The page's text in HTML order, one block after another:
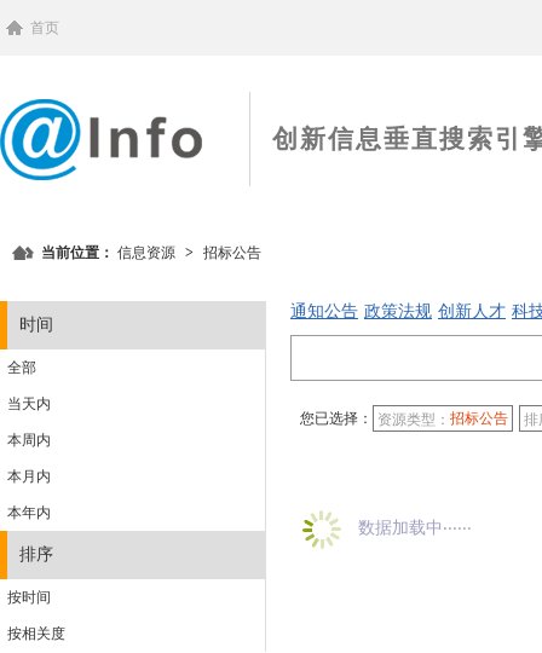
首页
创新信息垂直搜索引
当前位置： 信息资源 > 招标公告
时间
全部
当天内
本周内
本月内
本年内
排序
按时间
按相关度
通知公告 政策法规 创新人才 科
您已选择： 资源类型：招标公告 排
数据加载中‧‧‧‧‧‧